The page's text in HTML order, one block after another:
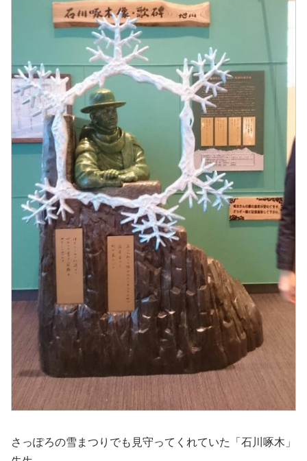
さっぽろの雪まつりでも見守ってくれていた「石川啄木」